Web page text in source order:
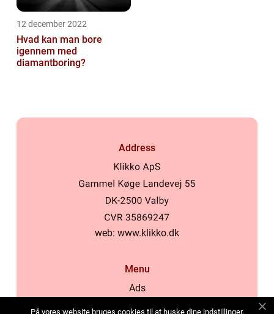
12 december 2022
Hvad kan man bore
igennem med
diamantboring?
Address
web: www.klikko.dk
Menu
Ads
På vores website bruges cookies til at huske dine indstillinger,